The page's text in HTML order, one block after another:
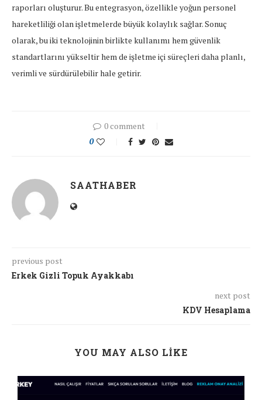
raporları oluşturur. Bu entegrasyon, özellikle yoğun personel
hareketliliği olan işletmelerde büyük kolaylık sağlar. Sonuç
olarak, bu iki teknolojinin birlikte kullanımı hem güvenlik
standartlarını yükseltir hem de işletme içi süreçleri daha planlı,
verimli ve sürdürülebilir hale getirir.
0 comment
0
SAATHABER
previous post
Erkek Gizli Topuk Ayakkabı
next post
KDV Hesaplama
YOU MAY ALSO LIKE